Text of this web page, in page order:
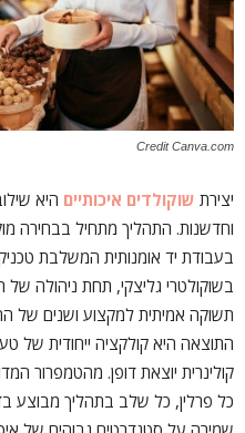
Credit Canva.com
יצירת שוקולדים איכותיים היא
וחדשנות. התהליך מתחיל בבחירה
בעבודת יד אומנותית המשלבת
בשוקולטרי גליצקי, תחת ניהולה של
תשוקה אמיתית למקצוע ושנים של
התוצאה היא קולקציה ייחודית של
קולינרית יוצאת דופן. מהטמפרור
כל פרלין, כל שלב בתהליך מבוצע